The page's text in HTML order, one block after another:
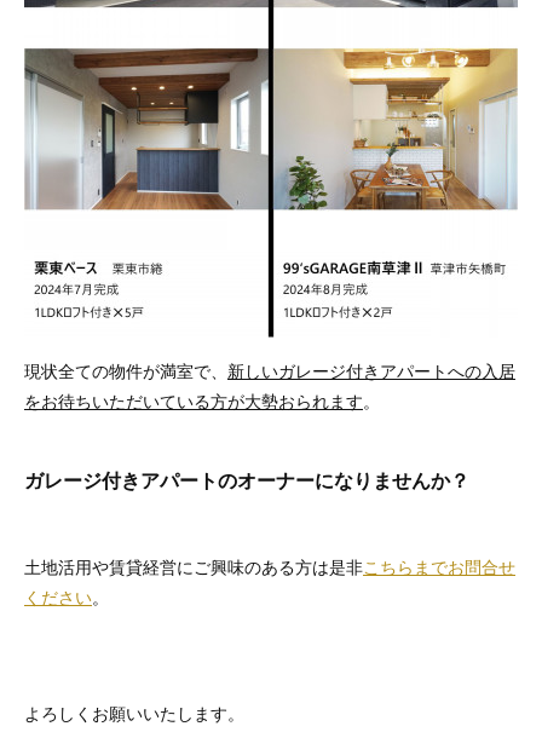
現状全ての物件が満室で、 新しいガレージ付きアパートへの入居
をお待ちいただいている方が大勢おられます。
ガレージ付きアパートのオーナーになりませんか？
土地活用や賃貸経営にご興味のある方は是非こちらまでお問合せ
ください。
よろしくお願いいたします。